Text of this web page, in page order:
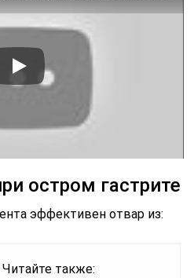
остром гастрите
эффективен отвар из:
Читайте также: